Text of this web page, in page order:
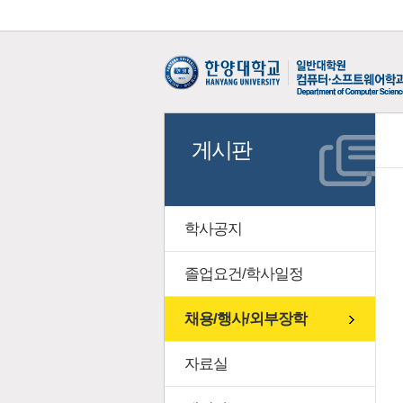
게시판
학사공지
졸업요건/학사일정
채용/행사/외부장학
자료실